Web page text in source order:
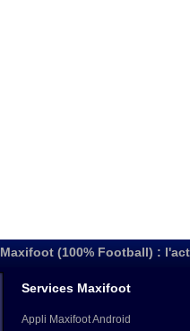
Maxifoot (100% Football) :
Services Maxifoot
Appli Maxifoot Android